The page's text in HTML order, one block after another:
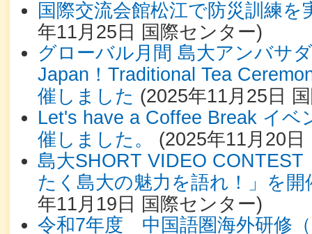
国際交流会館松江で防災訓練を
年11月25日 国際センター)
グローバル月間 島大アンバサ
Japan！Traditional Tea
催しました (2025年11月25日
Let's have a Coffee Break イベ
催しました。
(2025年11月20日
島大SHORT VIDEO
たく島大の魅力を語れ！」を
年11月19日 国際センター)
令和7年度 中国語圏海外研修